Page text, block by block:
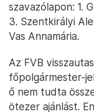
szavazólapon: 1.
3. Szentkirályi
Vas Annamária.
Az FVB
főpolgármester-
ő nem tudta
ötezer ajánlást.